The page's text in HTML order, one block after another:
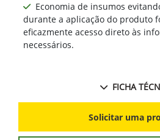
Economia de insumos
durante a aplicação do produto
eficazmente acesso direto às
necessários.
FICHA
Solicitar uma